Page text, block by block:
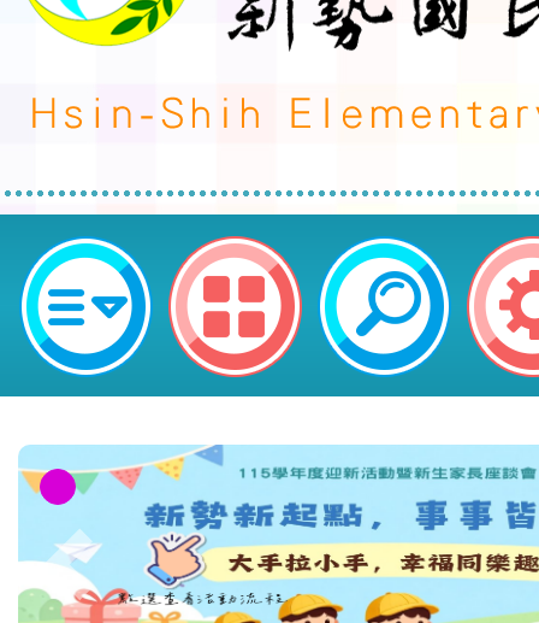
轉知教育部體育署辦理113年「走
齊步走」全民健走線上競賽活動-
國民小學